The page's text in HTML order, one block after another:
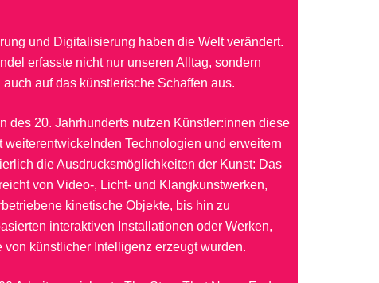
und Digitalisierung haben die Welt verändert.
erfasste nicht nur unseren Alltag, sondern
auch auf das künstlerische Schaffen aus.
des 20. Jahrhunderts nutzen Künstler:innen diese
weiterentwickelnden Technologien und erweitern
die Ausdrucksmöglichkeiten der Kunst: Das
von Video-, Licht- und Klangkunstwerken,
kinetische Objekte, bis hin zu
interaktiven Installationen oder Werken,
von künstlicher Intelligenz erzeugt wurden.